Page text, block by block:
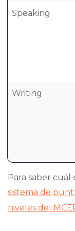
Speaking
Writing
Para saber cuál
sistema de
niveles del